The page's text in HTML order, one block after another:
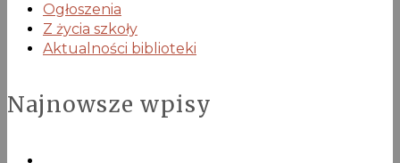
Ogłoszenia
Z życia szkoły
Aktualności biblioteki
Najnowsze wpisy